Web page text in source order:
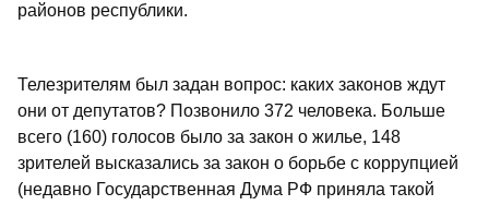
районов республики.
Телезрителям был задан вопрос: каких законов ждут
они от депутатов? Позвонило 372 человека. Больше
всего (160) голосов было за закон о жилье, 148
зрителей высказались за закон о борьбе с коррупцией
(недавно Государственная Дума РФ приняла такой